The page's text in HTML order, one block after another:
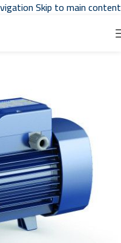
Skip to main content